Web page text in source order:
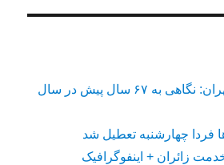
میدان بهارستان تهران: نگاهی به ۶۷ سال پیش در سال
فردا چهارشنبه تعطیل شد